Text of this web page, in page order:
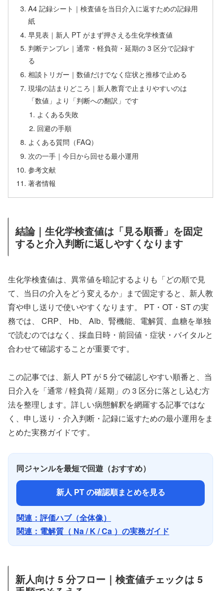
A4 記録シート｜検査値を当日介入に返すための記録用
紙
早見表｜新人 PT がまず押さえる生化学検査値
判断テンプレ｜通常・軽負荷・延期の 3 区分で記録す
る
相談トリガー｜数値だけでなく症状と推移で止める
現場の詰まりどころ｜新人教育で止まりやすいのは
「数値」より「判断への翻訳」です
よくある失敗
回避の手順
よくある質問（FAQ）
次の一手｜今日から回せる最小運用
参考文献
著者情報
結論｜生化学検査値は「見る順番」を固定
すると介入判断に返しやすくなります
生化学検査値は、異常値を暗記するよりも「どの順で見
て、当日の介入をどう変えるか」まで固定すると、新人教
育や申し送りで使いやすくなります。 PT・OT・ST の実
務では、 CRP、 Hb、 Alb、腎機能、電解質、血糖を単独
で読むのではなく、採血日時・前回値・症状・バイタルと
合わせて確認することが重要です。
この記事では、新人 PT が 5 分で確認しやすい順番と、当
日介入を「通常 / 軽負荷 / 延期」の 3 区分に落とし込む方
法を整理します。詳しい病態解釈を網羅する記事ではな
く、申し送り・介入判断・記録に返すための最小運用をま
とめた実務ガイドです。
同ジャンルを最短で回遊（おすすめ）
新人 PT の確認順まとめを見る
関連：評価ハブ（全体像）
関連：電解質（ Na / K / Ca ）の実務ガイド
新人向け 5 分フロー｜検査値チェックは 5